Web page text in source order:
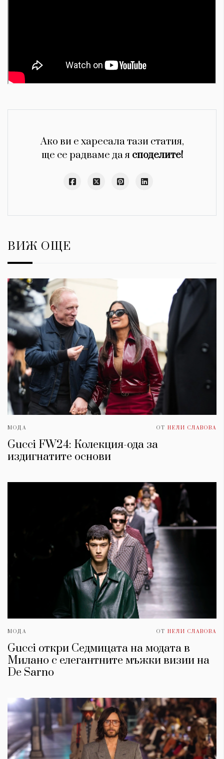
Ако ви е харесала тази статия,
ще се радваме да я споделите!
ВИЖ ОЩЕ
МОДА ОТ НЕЛИ СЛАВОВА
Gucci FW24: Колекция-ода за
издигнатите основи
МОДА ОТ НЕЛИ СЛАВОВА
Gucci откри Седмицата на модата в
Милано с елегантните мъжки визии на
De Sarno